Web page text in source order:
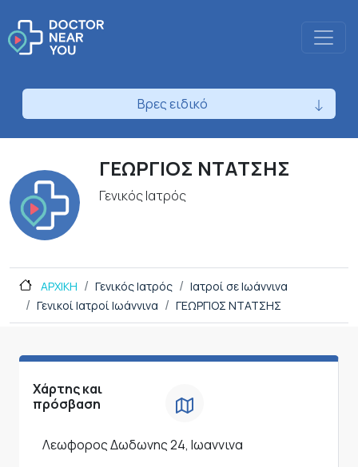
Βρες ειδικό
ΓΕΩΡΓΙΟΣ ΝΤΑΤΣΗΣ
Γενικός Ιατρός
ΑΡΧΙΚΗ Γενικός Ιατρός
Ιατροί σε Ιωάννινα
Γενικοί Ιατροί Ιωάννινα
ΓΕΩΡΓΙΟΣ ΝΤΑΤΣΗΣ
Χάρτης και
πρόσβαση
Λεωφορος Δωδωνης 24, Ιωαννινα